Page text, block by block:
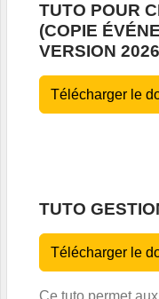
TUTO POUR
(COPIE
VERSION 2026
Télécharger le
TUTO
Télécharger le